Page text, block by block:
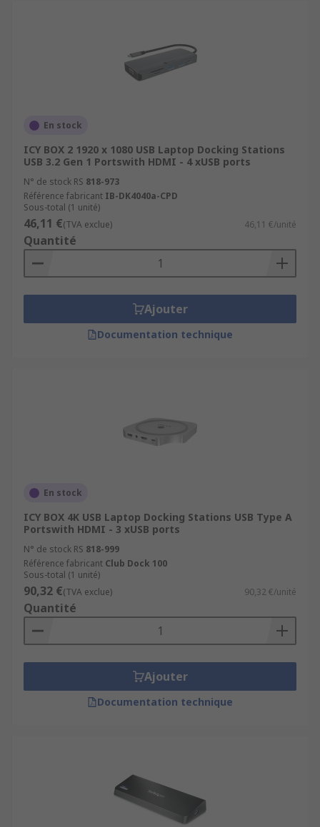
En stock
ICY BOX 2 1920 x 1080 USB Laptop Docking Stations
USB 3.2 Gen 1 Portswith HDMI - 4 xUSB ports
N° de stock RS 818-973
Référence fabricant IB-DK4040a-CPD
Sous-total (1 unité)
46,11 €(TVA exclue) 46,11 €/unité
Quantité
Ajouter
Documentation technique
En stock
ICY BOX 4K USB Laptop Docking Stations USB Type A
Portswith HDMI - 3 xUSB ports
N° de stock RS 818-999
Référence fabricant Club Dock 100
Sous-total (1 unité)
90,32 €(TVA exclue) 90,32 €/unité
Quantité
Ajouter
Documentation technique